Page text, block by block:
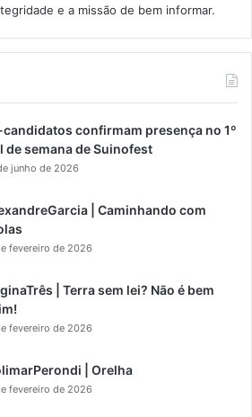
e a missão de bem informar.​
candidatos confirmam presença no 1º
de semana de Suinofest
junho de 2026
| Caminhando com
fevereiro de 2026
| Terra sem lei? Não é bem
fevereiro de 2026
| Orelha
fevereiro de 2026